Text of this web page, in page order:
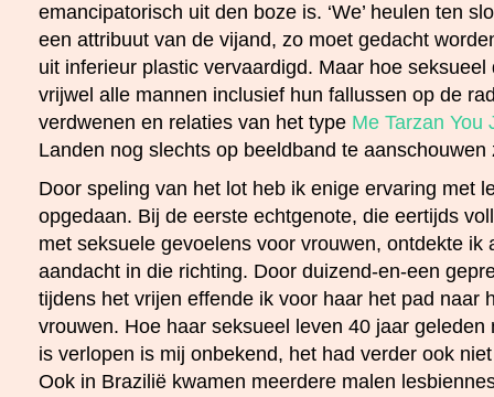
emancipatorisch uit den boze is. ‘We’ heulen ten
een attribuut van de vijand, zo moet gedacht
uit inferieur plastic vervaardigd. Maar hoe
vrijwel alle mannen inclusief hun fallussen op de
verdwenen en relaties van het type Me Tarzan You
Landen nog slechts op beeldband te aanschouwen
Door speling van het lot heb ik enige ervaring met
opgedaan. Bij de eerste echtgenote, die eertijds
met seksuele gevoelens voor vrouwen, ontdekte ik
aandacht in die richting. Door duizend-en-een
tijdens het vrijen effende ik voor haar het pad naar
vrouwen. Hoe haar seksueel leven 40 jaar geleden
is verlopen is mij onbekend, het had verder ook
Ook in Brazilië kwamen meerdere malen